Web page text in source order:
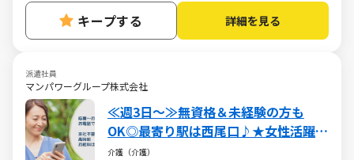
キープする 詳細を見る
派遣社員
マンパワーグループ株式会社
≪週3日～≫無資格＆未経験の方も
OK◎最寄り駅は西尾口♪★女性活躍中
♪
介護（介護）